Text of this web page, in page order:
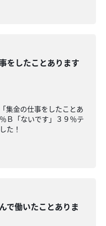
をしたことあります
集金の仕事をしたことあ
Ｂ「ないです」３９％テ
た！
で働いたことありま